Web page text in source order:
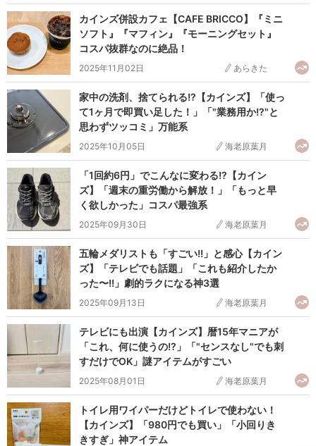
カインズ併設カフェ【CAFE BRICCO】『ミニ
ソフト』『マフィン』『モーニングセット』
コスパ抜群なのに絶品！
2025年11月02日 あらきた
家中の洗剤、捨てられる!?【カインズ】「使っ
て1ヶ月で即買い足した！」「"業務用か!?"と
思わずツッコミ」万能系
2025年10月05日 海老原葉月
「1回約6円」でこんなに変わる!?【カイン
ズ】「週末の重労働から解放！」「もっと早
く欲しかった」コスパ最強系
2025年09月30日 海老原葉月
五輪メダリストも「すごい!!」と感心【カイン
ズ】「テレビでも話題」「これも紹介したか
った〜!!」劇的ラクになる神3選
2025年09月13日 海老原葉月
テレビにも出演【カインズ】暦15年マニアが
「これ、何に使うの!?」「"センスなし"でも刺
すだけでOK」謎アイテムがすごい
2025年08月01日 海老原葉月
トイレ用ワイパーだけどトイレで使わない！
【カインズ】「980円でも買い」「小回りき
きすぎ」神アイテム